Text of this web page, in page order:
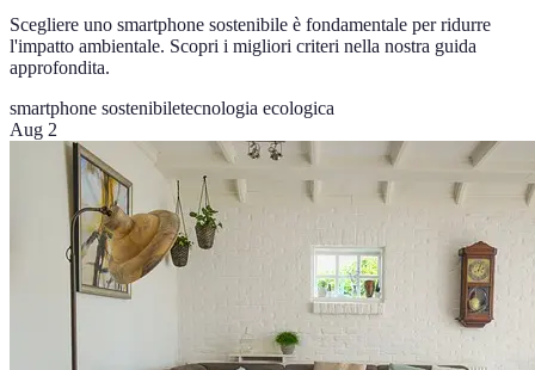
Scegliere uno smartphone sostenibile è fondamentale per ridurre
l'impatto ambientale. Scopri i migliori criteri nella nostra guida
approfondita.
smartphone sostenibiletecnologia ecologica
Aug 2